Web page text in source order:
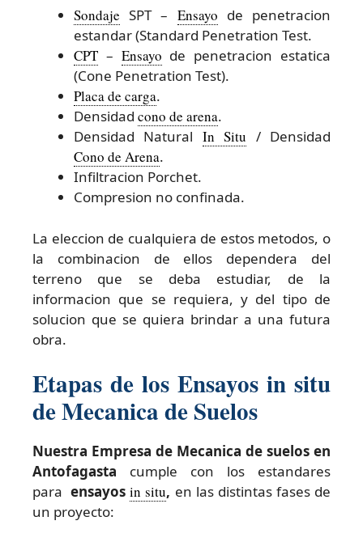
Sondaje SPT – Ensayo de penetracion
estandar (Standard Penetration Test.
CPT – Ensayo de penetracion estatica
(Cone Penetration Test).
Placa de carga.
Densidad cono de arena.
Densidad Natural In Situ / Densidad
Cono de Arena.
Infiltracion Porchet.
Compresion no confinada.
La eleccion de cualquiera de estos metodos, o
la combinacion de ellos dependera del
terreno que se deba estudiar, de la
informacion que se requiera, y del tipo de
solucion que se quiera brindar a una futura
obra.
Etapas de los Ensayos in situ
de Mecanica de Suelos
Nuestra Empresa de Mecanica de suelos en
Antofagasta cumple con los estandares
para ensayosin situ, en las distintas fases de
un proyecto: